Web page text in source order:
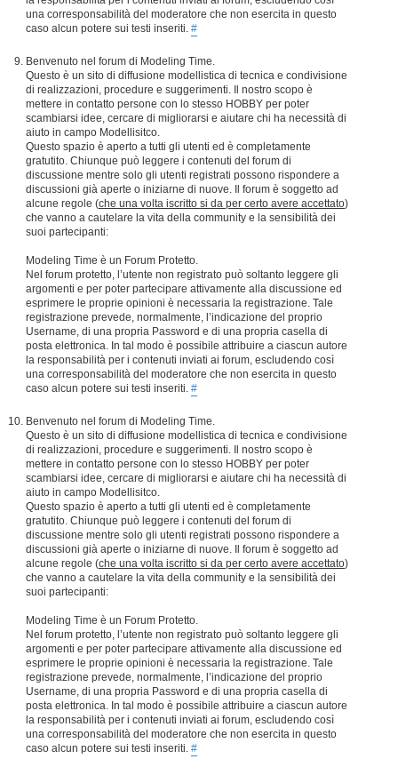
una corresponsabilità del moderatore che non esercita in questo
caso alcun potere sui testi inseriti. #
Benvenuto nel forum di Modeling Time.
Questo è un sito di diffusione modellistica di tecnica e condivisione
di realizzazioni, procedure e suggerimenti. Il nostro scopo è
mettere in contatto persone con lo stesso HOBBY per poter
scambiarsi idee, cercare di migliorarsi e aiutare chi ha necessità di
aiuto in campo Modellisitco.
Questo spazio è aperto a tutti gli utenti ed è completamente
gratutito. Chiunque può leggere i contenuti del forum di
discussione mentre solo gli utenti registrati possono rispondere a
discussioni già aperte o iniziarne di nuove. Il forum è soggetto ad
alcune regole (che una volta iscritto si da per certo avere accettato)
che vanno a cautelare la vita della community e la sensibilità dei
suoi partecipanti:
Modeling Time è un Forum Protetto.
Nel forum protetto, l’utente non registrato può soltanto leggere gli
argomenti e per poter partecipare attivamente alla discussione ed
esprimere le proprie opinioni è necessaria la registrazione. Tale
registrazione prevede, normalmente, l’indicazione del proprio
Username, di una propria Password e di una propria casella di
posta elettronica. In tal modo è possibile attribuire a ciascun autore
la responsabilità per i contenuti inviati ai forum, escludendo così
una corresponsabilità del moderatore che non esercita in questo
caso alcun potere sui testi inseriti. #
Benvenuto nel forum di Modeling Time.
Questo è un sito di diffusione modellistica di tecnica e condivisione
di realizzazioni, procedure e suggerimenti. Il nostro scopo è
mettere in contatto persone con lo stesso HOBBY per poter
scambiarsi idee, cercare di migliorarsi e aiutare chi ha necessità di
aiuto in campo Modellisitco.
Questo spazio è aperto a tutti gli utenti ed è completamente
gratutito. Chiunque può leggere i contenuti del forum di
discussione mentre solo gli utenti registrati possono rispondere a
discussioni già aperte o iniziarne di nuove. Il forum è soggetto ad
alcune regole (che una volta iscritto si da per certo avere accettato)
che vanno a cautelare la vita della community e la sensibilità dei
suoi partecipanti:
Modeling Time è un Forum Protetto.
Nel forum protetto, l’utente non registrato può soltanto leggere gli
argomenti e per poter partecipare attivamente alla discussione ed
esprimere le proprie opinioni è necessaria la registrazione. Tale
registrazione prevede, normalmente, l’indicazione del proprio
Username, di una propria Password e di una propria casella di
posta elettronica. In tal modo è possibile attribuire a ciascun autore
la responsabilità per i contenuti inviati ai forum, escludendo così
una corresponsabilità del moderatore che non esercita in questo
caso alcun potere sui testi inseriti. #